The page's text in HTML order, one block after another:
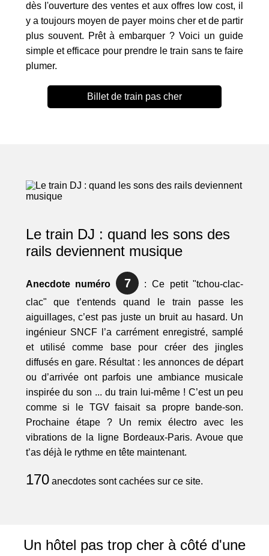
dès l'ouverture des ventes et aux offres low cost, il
y a toujours moyen de payer moins cher et de partir
plus souvent. Prêt à embarquer ? Voici un guide
simple et efficace pour prendre le train sans te faire
plumer.
Billet de train pas cher
Le train DJ : quand les sons des
rails deviennent musique
Anecdote numéro 7
: Ce petit "tchou-clac-
clac" que t’entends quand le train passe les
aiguillages, c’est pas juste un bruit au hasard. Un
ingénieur SNCF l’a carrément enregistré, samplé
et utilisé comme base pour créer des jingles
diffusés en gare. Résultat : les annonces de départ
ou d’arrivée ont parfois une ambiance musicale
inspirée du son ... du train lui-même ! C’est un peu
comme si le TGV faisait sa propre bande-son.
Prochaine étape ? Un remix électro avec les
vibrations de la ligne Bordeaux-Paris. Avoue que
t’as déjà le rythme en tête maintenant.
170anecdotes sont cachées sur ce site.
Un hôtel pas trop cher à côté d'une